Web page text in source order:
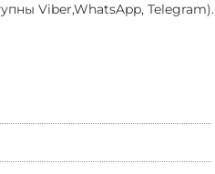
Viber,WhatsApp, Telegram).